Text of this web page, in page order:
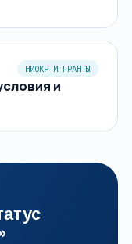
НИОКР И ГРАНТЫ
и